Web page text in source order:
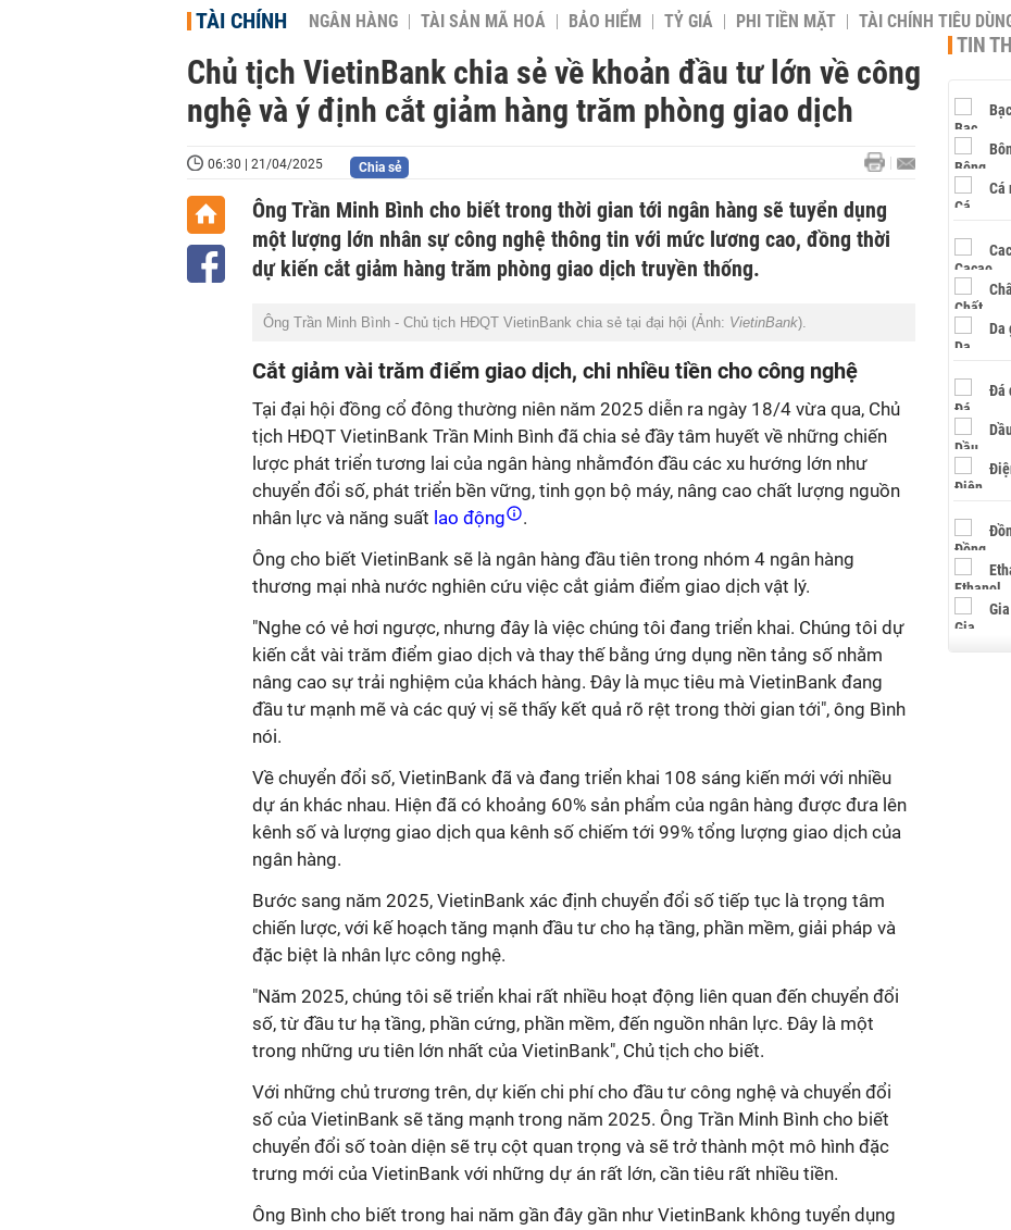
TÀI CHÍNH NGÂN HÀNG TÀI SẢN MÃ HOÁ BẢO HIỂM TỶ GIÁ PHI TIỀN MẶT TÀI CHÍNH TIÊU
Chủ tịch VietinBank chia sẻ về khoản đầu tư lớn về công
nghệ và ý định cắt giảm hàng trăm phòng giao dịch
06:30 | 21/04/2025 Chia sẻ
Ông Trần Minh Bình cho biết trong thời gian tới ngân hàng sẽ tuyển dụng
một lượng lớn nhân sự công nghệ thông tin với mức lương cao, đồng thời
dự kiến cắt giảm hàng trăm phòng giao dịch truyền thống.
Ông Trần Minh Bình - Chủ tịch HĐQT VietinBank chia sẻ tại đại hội (Ảnh: VietinBank).
Cắt giảm vài trăm điểm giao dịch, chi nhiều tiền cho công nghệ
Tại đại hội đồng cổ đông thường niên năm 2025 diễn ra ngày 18/4 vừa qua, Chủ
tịch HĐQT VietinBank Trần Minh Bình đã chia sẻ đầy tâm huyết về những chiến
lược phát triển tương lai của ngân hàng nhằmđón đầu các xu hướng lớn như
chuyển đổi số, phát triển bền vững, tinh gọn bộ máy, nâng cao chất lượng nguồn
nhân lực và năng suất lao động
.
Ông cho biết VietinBank sẽ là ngân hàng đầu tiên trong nhóm 4 ngân hàng
thương mại nhà nước nghiên cứu việc cắt giảm điểm giao dịch vật lý.
"Nghe có vẻ hơi ngược, nhưng đây là việc chúng tôi đang triển khai. Chúng tôi dự
kiến cắt vài trăm điểm giao dịch và thay thế bằng ứng dụng nền tảng số nhằm
nâng cao sự trải nghiệm của khách hàng. Đây là mục tiêu mà VietinBank đang
đầu tư mạnh mẽ và các quý vị sẽ thấy kết quả rõ rệt trong thời gian tới", ông Bình
nói.
Về chuyển đổi số, VietinBank đã và đang triển khai 108 sáng kiến mới với nhiều
dự án khác nhau. Hiện đã có khoảng 60% sản phẩm của ngân hàng được đưa lên
kênh số và lượng giao dịch qua kênh số chiếm tới 99% tổng lượng giao dịch của
ngân hàng.
Bước sang năm 2025, VietinBank xác định chuyển đổi số tiếp tục là trọng tâm
chiến lược, với kế hoạch tăng mạnh đầu tư cho hạ tầng, phần mềm, giải pháp và
đặc biệt là nhân lực công nghệ.
"Năm 2025, chúng tôi sẽ triển khai rất nhiều hoạt động liên quan đến chuyển đổi
số, từ đầu tư hạ tầng, phần cứng, phần mềm, đến nguồn nhân lực. Đây là một
trong những ưu tiên lớn nhất của VietinBank", Chủ tịch cho biết.
Với những chủ trương trên, dự kiến chi phí cho đầu tư công nghệ và chuyển đổi
số của VietinBank sẽ tăng mạnh trong năm 2025. Ông Trần Minh Bình cho biết
chuyển đổi số toàn diện sẽ trụ cột quan trọng và sẽ trở thành một mô hình đặc
trưng mới của VietinBank với những dự án rất lớn, cần tiêu rất nhiều tiền.
Ông Bình cho biết trong hai năm gần đây gần như VietinBank không tuyển dụng
TIN
Bạc
Cá
Da
Đá